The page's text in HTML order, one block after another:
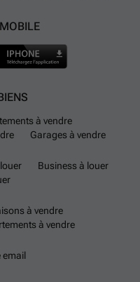
à vendre
Garages à vendre
Business à louer
à vendre
à vendre
email